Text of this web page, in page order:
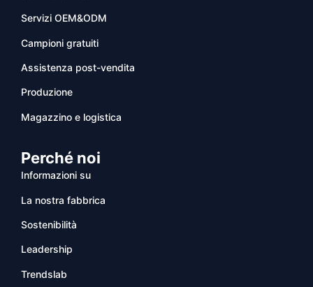
Servizi OEM&ODM
Campioni gratuiti
Assistenza post-vendita
Produzione
Magazzino e logistica
Perché noi
Informazioni su
La nostra fabbrica
Sostenibilità
Leadership
Trendslab